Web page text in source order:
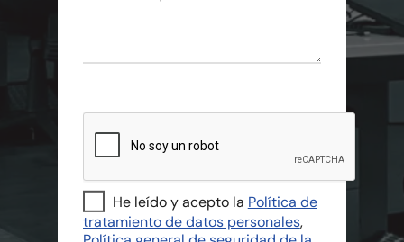
He leído y acepto la Política de
tratamiento de datos personales,